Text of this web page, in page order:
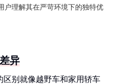
户理解其在严苛环境下的独特优
异
区别就像越野车和家用轿车